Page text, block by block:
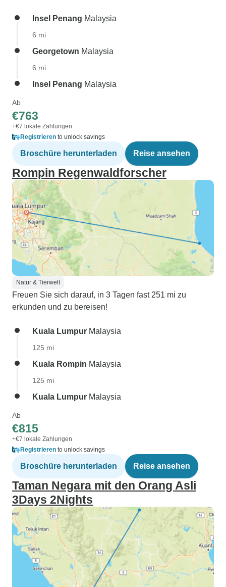
Insel Penang Malaysia
6 mi
Georgetown Malaysia
6 mi
Insel Penang Malaysia
Ab
€763
+€7 lokale Zahlungen
Registrieren to unlock savings
Broschüre herunterladen Reise ansehen
Rompin Regenwaldforscher
Natur & Tierwelt
Freuen Sie sich darauf, in 3 Tagen fast 251 mi zu
erkunden und zu bereisen!
Kuala Lumpur Malaysia
125 mi
Kuala Rompin Malaysia
125 mi
Kuala Lumpur Malaysia
Ab
€815
+€7 lokale Zahlungen
Registrieren to unlock savings
Broschüre herunterladen Reise ansehen
Taman Negara mit den Orang Asli
3Days 2Nights